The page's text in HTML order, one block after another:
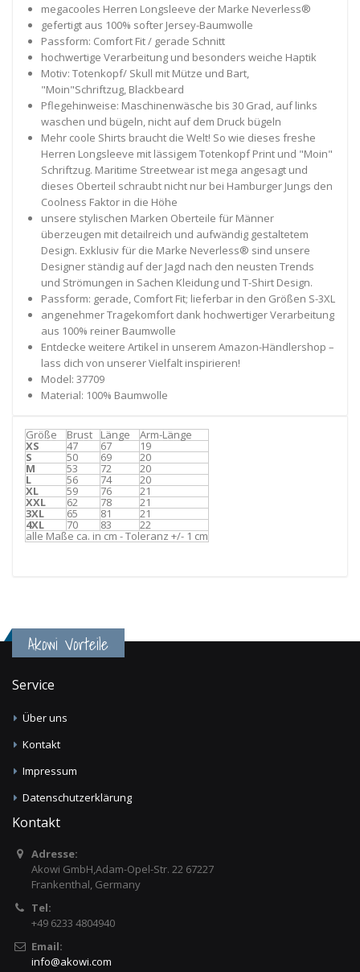
megacooles Herren Longsleeve der Marke Neverless®
gefertigt aus 100% softer Jersey-Baumwolle
Passform: Comfort Fit / gerade Schnitt
hochwertige Verarbeitung und besonders weiche Haptik
Motiv: Totenkopf/ Skull mit Mütze und Bart,
"Moin"Schriftzug, Blackbeard
Pflegehinweise: Maschinenwäsche bis 30 Grad, auf links
waschen und bügeln, nicht auf dem Druck bügeln
Mehr coole Shirts braucht die Welt! So wie dieses freshe
Herren Longsleeve mit lässigem Totenkopf Print und "Moin"
Schriftzug. Maritime Streetwear ist mega angesagt und
dieses Oberteil schraubt nicht nur bei Hamburger Jungs den
Coolness Faktor in die Höhe
unsere stylischen Marken Oberteile für Männer
überzeugen mit detailreich und aufwändig gestaltetem
Design. Exklusiv für die Marke Neverless® sind unsere
Designer ständig auf der Jagd nach den neusten Trends
und Strömungen in Sachen Kleidung und T-Shirt Design.
Passform: gerade, Comfort Fit; lieferbar in den Größen S-3XL
angenehmer Tragekomfort dank hochwertiger Verarbeitung
aus 100% reiner Baumwolle
Entdecke weitere Artikel in unserem Amazon-Händlershop –
lass dich von unserer Vielfalt inspirieren!
Model: 37709
Material: 100% Baumwolle
Größe Brust Länge Arm-Länge
XS 47 67 19
S 50 69 20
M 53 72 20
L 56 74 20
XL 59 76 21
XXL 62 78 21
3XL 65 81 21
4XL 70 83 22
alle Maße ca. in cm - Toleranz +/- 1 cm
Akowi Vorteile
Service
Über uns
Kontakt
Impressum
Datenschutzerklärung
Kontakt
Adresse:
Akowi GmbH,Adam-Opel-Str. 22 67227
Frankenthal, Germany
Tel:
+49 6233 4804940
Email:
info@akowi.com